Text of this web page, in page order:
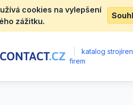
cookies na vylepšení
zážitku.
katalog
firem